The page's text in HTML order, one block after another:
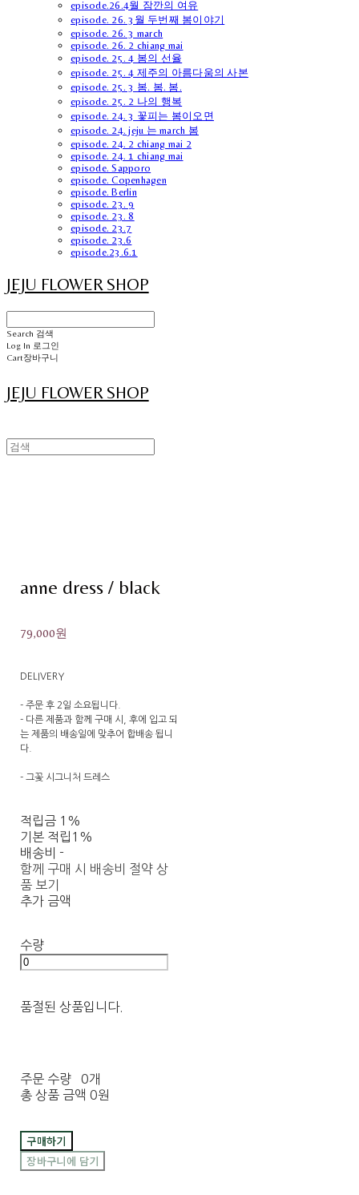
episode.26.4월 잠깐의 여유
episode. 26. 3월 두번째 봄이야기
episode. 26. 3 march
episode. 26. 2 chiang mai
episode. 25. 4 봄의 선율
episode. 25. 4 제주의 아름다움의 사본
episode. 25. 3 봄. 봄. 봄.
episode. 25. 2 나의 행복
episode. 24. 3 꽃피는 봄이오면
episode. 24. jeju 는 march 봄
episode. 24. 2 chiang mai 2
episode. 24. 1 chiang mai
episode. Sapporo
episode. Copenhagen
episode. Berlin
episode. 23. 9
episode. 23. 8
episode. 23.7
episode. 23.6
episode.23.6.1
JEJU FLOWER SHOP
Search 검색
Log In 로그인
Cart장바구니
JEJU FLOWER SHOP
anne dress / black
79,000원
DELIVERY
- 주문 후 2일 소요됩니다.
- 다른 제품과 함께 구매 시, 후에 입고 되
는 제품의 배송일에 맞추어 합배송 됩니
다.
- 그꽃 시그니처 드레스
적립금 1%
기본 적립 1%
배송비 -
함께 구매 시 배송비 절약 상
품 보기
추가 금액
수량
품절된 상품입니다.
주문 수량
0개
총 상품 금액 0원
구매하기
장바구니에 담기